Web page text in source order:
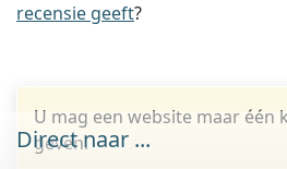
recensie geeft?
U mag een website maar één
geven.
Direct naar ...